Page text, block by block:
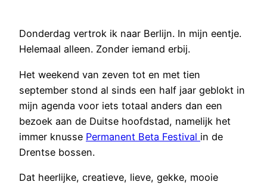
Donderdag vertrok ik naar Berlijn. In mijn eentje.
Helemaal alleen. Zonder iemand erbij.
Het weekend van zeven tot en met tien
september stond al sinds een half jaar geblokt in
mijn agenda voor iets totaal anders dan een
bezoek aan de Duitse hoofdstad, namelijk het
immer knusse Permanent Beta Festival in de
Drentse bossen.
Dat heerlijke, creatieve, lieve, gekke, mooie